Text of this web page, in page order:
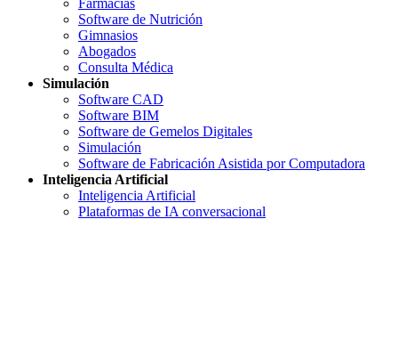
Farmacias
Software de Nutrición
Gimnasios
Abogados
Consulta Médica
Simulación
Software CAD
Software BIM
Software de Gemelos Digitales
Simulación
Software de Fabricación Asistida por Computadora
Inteligencia Artificial
Inteligencia Artificial
Plataformas de IA conversacional